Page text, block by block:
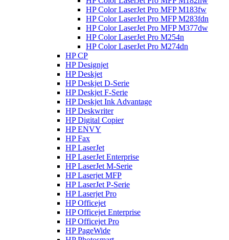
HP Color LaserJet Pro MFP M183fw
HP Color LaserJet Pro MFP M283fdn
HP Color LaserJet Pro MFP M377dw
HP Color LaserJet Pro M254n
HP Color LaserJet Pro M274dn
HP CP
HP Designjet
HP Deskjet
HP Deskjet D-Serie
HP Deskjet F-Serie
HP Deskjet Ink Advantage
HP Deskwriter
HP Digital Copier
HP ENVY
HP Fax
HP LaserJet
HP LaserJet Enterprise
HP LaserJet M-Serie
HP Laserjet MFP
HP LaserJet P-Serie
HP Laserjet Pro
HP Officejet
HP Officejet Enterprise
HP Officejet Pro
HP PageWide